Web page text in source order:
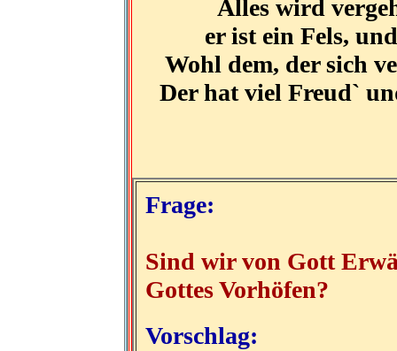
Alles wird
er ist ein Fels,
Wohl dem, der sich
Der hat viel Freud`
Frage:
Sind wir von Gott
Gottes Vorhöfen?
Vorschlag: